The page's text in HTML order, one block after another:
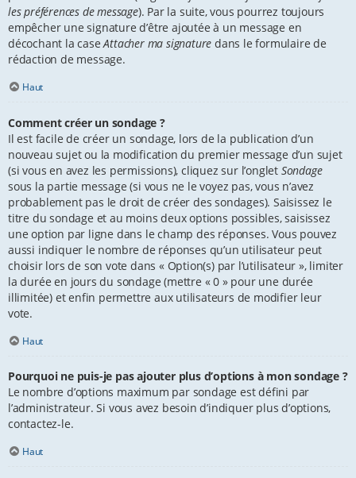
les préférences de message). Par la suite, vous pourrez toujours
empêcher une signature d’être ajoutée à un message en
décochant la caseAttacher ma signature dans le formulaire de
rédaction de message.
Haut
Comment créer un sondage ?
Il est facile de créer un sondage, lors de la publication d’un
nouveau sujet ou la modification du premier message d’un sujet
(si vous en avez les permissions), cliquez sur l’onglet Sondage
sous la partie message (si vous ne le voyez pas, vous n’avez
probablement pas le droit de créer des sondages). Saisissez le
titre du sondage et au moins deux options possibles, saisissez
une option par ligne dans le champ des réponses. Vous pouvez
aussi indiquer le nombre de réponses qu’un utilisateur peut
choisir lors de son vote dans « Option(s) par l’utilisateur », limiter
la durée en jours du sondage (mettre « 0 » pour une durée
illimitée) et enfin permettre aux utilisateurs de modifier leur
vote.
Haut
Pourquoi ne puis-je pas ajouter plus d’options à mon sondage ?
Le nombre d’options maximum par sondage est défini par
l’administrateur. Si vous avez besoin d’indiquer plus d’options,
contactez-le.
Haut